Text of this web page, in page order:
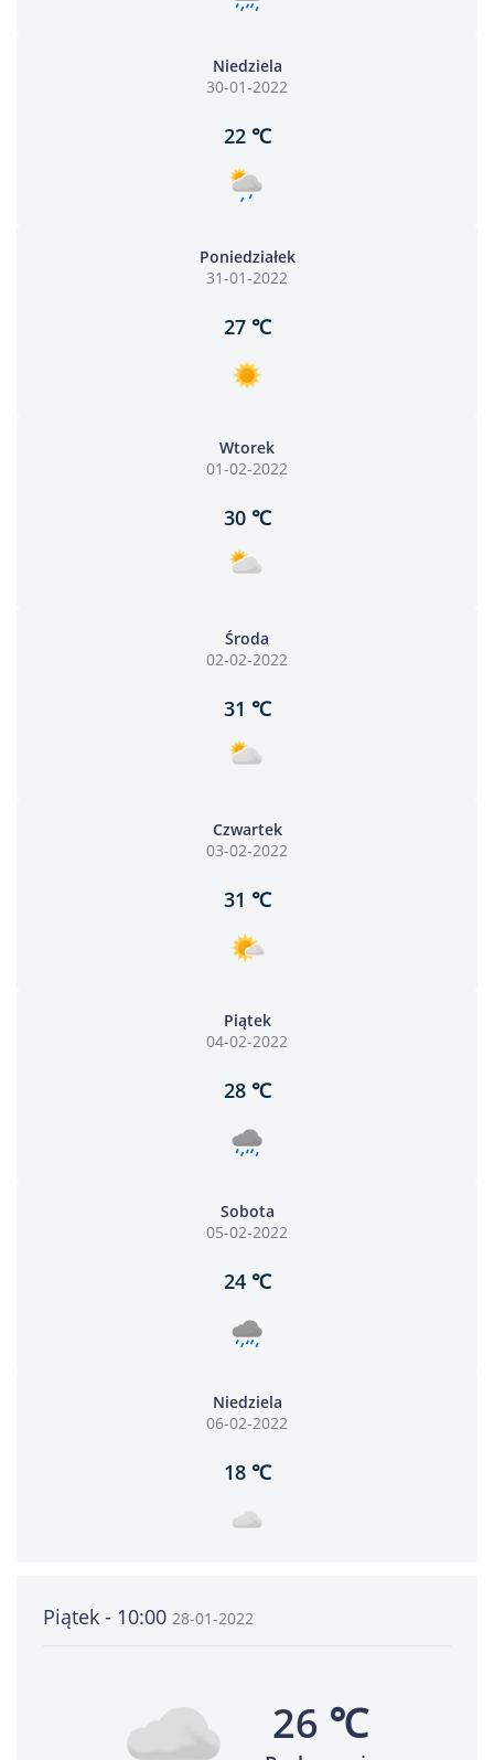
Niedziela
30-01-2022
22 ℃
Poniedziałek
31-01-2022
27 ℃
Wtorek
01-02-2022
30 ℃
Środa
02-02-2022
31 ℃
Czwartek
03-02-2022
31 ℃
Piątek
04-02-2022
28 ℃
Sobota
05-02-2022
24 ℃
Niedziela
06-02-2022
18 ℃
Piątek - 10:00 28-01-2022
26 ℃